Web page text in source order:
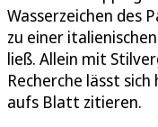
Wasserzeichen des
zu einer
ließ. Allein mit
Recherche lässt
aufs Blatt zitieren.